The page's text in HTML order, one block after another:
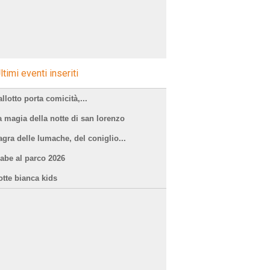
eventi inseriti
porta comicità,...
magia della notte di san lorenzo
delle lumache, del coniglio...
al parco 2026
bianca kids